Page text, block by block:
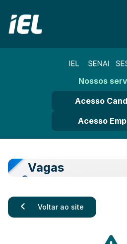
Nossos
Acesso
Acesso
Vagas
Voltar ao site